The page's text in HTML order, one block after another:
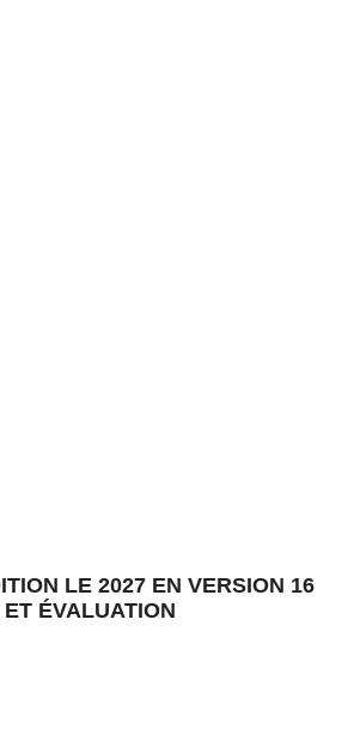
LE 2027 EN VERSION 16
ÉVALUATION